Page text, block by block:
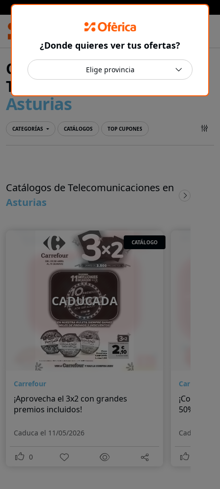
Prensa Ibérica
Ofertas y catálogos de
Telecomunicaciones en
Asturias
CATEGORÍAS CATÁLOGOS TOP CUPONES
Catálogos de Telecomunicaciones en
Asturias
CATÁLOGO
CADUCADA
Carrefour
¡Aprovecha el 3x2 con grandes
premios incluidos!
Caduca el 11/05/2026
0
Carrefour
50%!
Caduca el
¿Donde quieres ver tus ofertas?